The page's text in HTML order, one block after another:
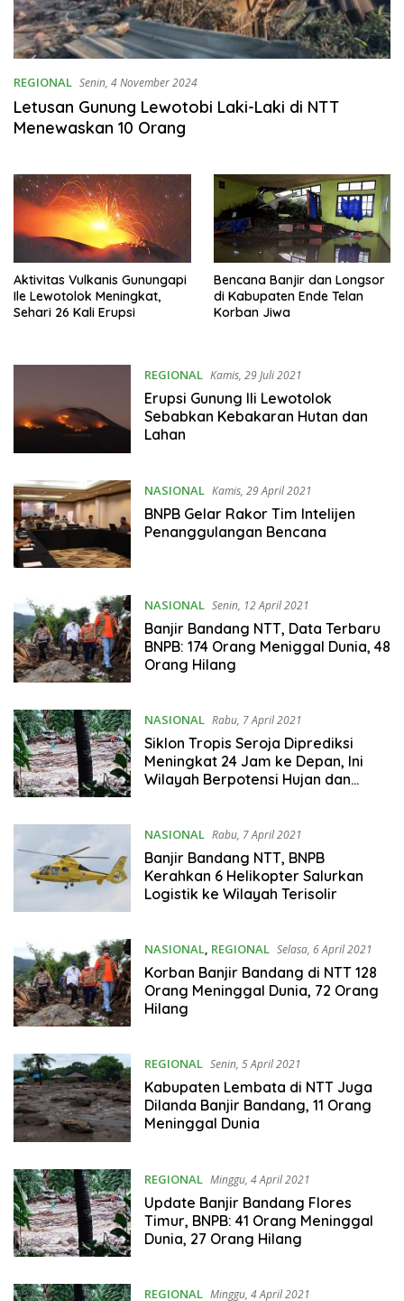
REGIONAL Senin, 4 November 2024
Letusan Gunung Lewotobi Laki-Laki di NTT
Menewaskan 10 Orang
Aktivitas Vulkanis Gunungapi
Ile Lewotolok Meningkat,
Sehari 26 Kali Erupsi
Bencana Banjir dan Longsor
di Kabupaten Ende Telan
Korban Jiwa
REGIONAL Kamis, 29 Juli 2021
Erupsi Gunung Ili Lewotolok
Sebabkan Kebakaran Hutan dan
Lahan
NASIONAL Kamis, 29 April 2021
BNPB Gelar Rakor Tim Intelijen
Penanggulangan Bencana
NASIONAL Senin, 12 April 2021
Banjir Bandang NTT, Data Terbaru
BNPB: 174 Orang Meniggal Dunia, 48
Orang Hilang
NASIONAL Rabu, 7 April 2021
Siklon Tropis Seroja Diprediksi
Meningkat 24 Jam ke Depan, Ini
Wilayah Berpotensi Hujan dan
NASIONAL Rabu, 7 April 2021
Banjir Bandang NTT, BNPB
Kerahkan 6 Helikopter Salurkan
Logistik ke Wilayah Terisolir
NASIONAL, REGIONAL Selasa, 6 April 2021
Korban Banjir Bandang di NTT 128
Orang Meninggal Dunia, 72 Orang
Hilang
REGIONAL Senin, 5 April 2021
Kabupaten Lembata di NTT Juga
Dilanda Banjir Bandang, 11 Orang
Meninggal Dunia
REGIONAL Minggu, 4 April 2021
Update Banjir Bandang Flores
Timur, BNPB: 41 Orang Meninggal
Dunia, 27 Orang Hilang
REGIONAL Minggu, 4 April 2021